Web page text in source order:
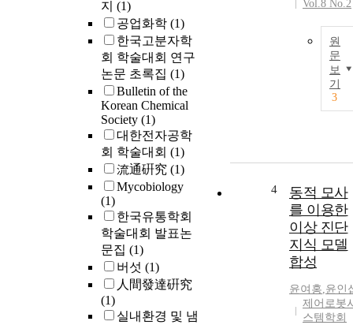
지 (1)
공업화학 (1)
한국고분자학
회 학술대회 연구
논문 초록집 (1)
Bulletin of the
Korean Chemical
Society (1)
대한전자공학
회 학술대회 (1)
流通硏究 (1)
Mycobiology
(1)
한국유통학회
학술대회 발표논
문집 (1)
버섯 (1)
人間發達硏究
(1)
실내환경 및 냄
Vol.8 No.2
원
문
보
기
3
4
동적 모사
를 이용한
이상 진단
지식 모델
합성
윤여홍,윤인
제어로봇
스템학회